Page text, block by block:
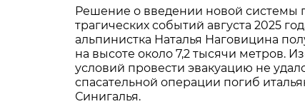
Решение о введении новой системы
трагических событий августа 2025
альпинистка Наталья Наговицина
на высоте около 7,2 тысячи метров.
условий провести эвакуацию не
спасательной операции погиб
Синигалья.